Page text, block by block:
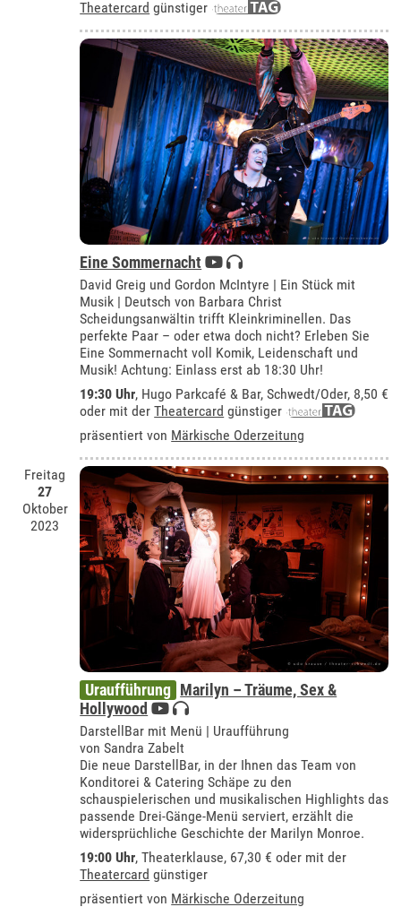
Theatercard günstiger
Eine Sommernacht
David Greig und Gordon McIntyre | Ein Stück mit
Musik | Deutsch von Barbara Christ
Scheidungsanwältin trifft Kleinkriminellen. Das
perfekte Paar – oder etwa doch nicht? Erleben Sie
Eine Sommernacht voll Komik, Leidenschaft und
Musik! Achtung: Einlass erst ab 18:30 Uhr!
19:30 Uhr, Hugo Parkcafé & Bar, Schwedt/Oder, 8,50 €
oder mit derTheatercard günstiger
präsentiert von Märkische Oderzeitung
Freitag
27
Oktober
2023
Uraufführung Marilyn – Träume, Sex &
Hollywood
DarstellBar mit Menü | Uraufführung
von Sandra Zabelt
Die neue DarstellBar, in der Ihnen das Team von
Konditorei & Catering Schäpe zu den
schauspielerischen und musikalischen Highlights das
passende Drei-Gänge-Menü serviert, erzählt die
widersprüchliche Geschichte der Marilyn Monroe.
19:00 Uhr,Theaterklause, 67,30 € oder mit der
Theatercard günstiger
präsentiert von Märkische Oderzeitung